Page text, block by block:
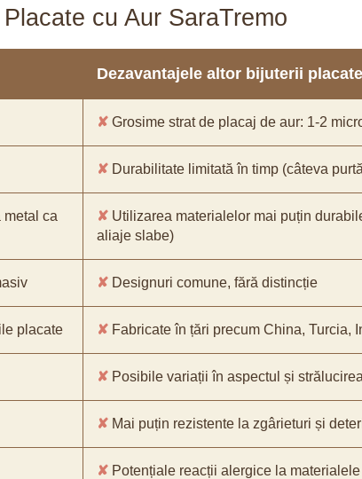
cu Aur SaraTremo
Dezavantajele altor bijuterii placate
✘ Grosime strat de placaj de aur: 1-2
✘ Durabilitate limitată în timp (câteva
ca
✘ Utilizarea materialelor mai puțin
aliaje slabe)
✘ Designuri comune, fără distincție
placate ✘ Fabricate în țări precum China, Turcia,
✘ Posibile variații în aspectul și
✘ Mai puțin rezistente la zgârieturi și
✘ Potențiale reacții alergice la